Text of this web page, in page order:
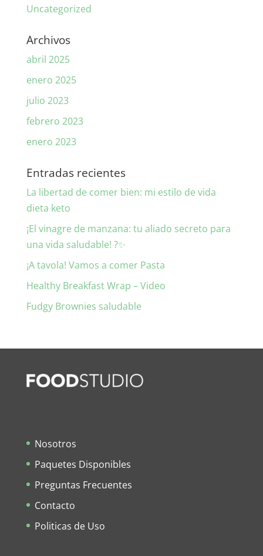
Uncategorized
Archivos
abril 2025
enero 2025
julio 2023
febrero 2023
enero 2023
Entradas recientes
La libertad de comer bien: mi estilo de vida
dieta keto
¡El vinagre de manzana: tu aliado secreto para
una vida saludable! ?✨
¡A tavola! Vamos a comer Pasta
Healthy Breakfast Wrap – Video
Fudgy Brownies saludable
Nosotros
Paquetes Disponibles
Preguntas Frecuentes
Contacto
Politicas de Uso